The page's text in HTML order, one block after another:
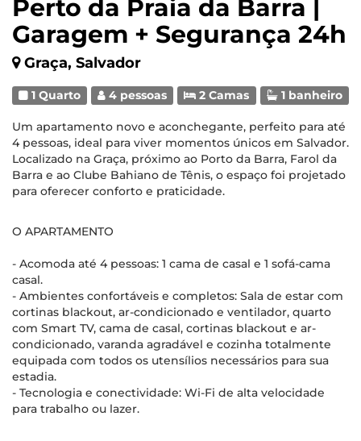
Perto da Praia da Barra |
Garagem + Segurança 24h
Graça, Salvador
1 Quarto 4 pessoas 2 Camas 1 banheiro
Um apartamento novo e aconchegante, perfeito para até
4 pessoas, ideal para viver momentos únicos em Salvador.
Localizado na Graça, próximo ao Porto da Barra, Farol da
Barra e ao Clube Bahiano de Tênis, o espaço foi projetado
para oferecer conforto e praticidade.
O APARTAMENTO
- Acomoda até 4 pessoas: 1 cama de casal e 1 sofá-cama
casal.
- Ambientes confortáveis e completos: Sala de estar com
cortinas blackout, ar-condicionado e ventilador, quarto
com Smart TV, cama de casal, cortinas blackout e ar-
condicionado, varanda agradável e cozinha totalmente
equipada com todos os utensílios necessários para sua
estadia.
- Tecnologia e conectividade: Wi-Fi de alta velocidade
para trabalho ou lazer.